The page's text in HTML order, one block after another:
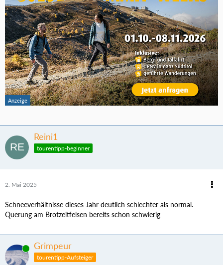
Reini1
tourentipp-beginner
2. Mai 2025
Schneeverhältnisse dieses Jahr deutlich schlechter als normal.
Querung am Brotzeitfelsen bereits schon schwierig
Online Grimpeur
tourentipp-Aufsteiger